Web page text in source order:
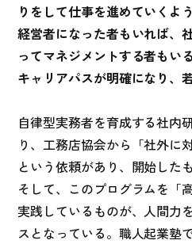
りをして仕事を進めていくよ
経営者になった者もいれば、
ってマネジメントする者もい
キャリアパスが明確になり、
自律型実務者を育成する社内
り、工務店協会から「社外に
という依頼があり、開始した
そして、このプログラムを「
実践しているものが、人間力
スとなっている。職人起業塾